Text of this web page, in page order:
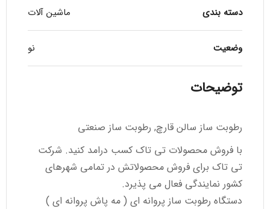
دسته بندی ماشین آلات
وضعیت نو
توضیحات
رطوبت ساز سالن قارچ, رطوبت ساز صنعتی
با فروش محصولات تی تاک کسب درامد کنید. شرکت
تی تاک برای فروش محصولاتش در تمامی شهرهای
کشور نمایندگی فعال می پذیرد.
دستگاه رطوبت ساز پروانه ای ( مه پاش پروانه ای )